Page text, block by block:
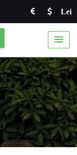
Lei